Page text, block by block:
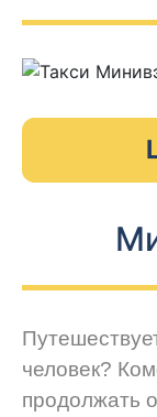
человек?
продолжать